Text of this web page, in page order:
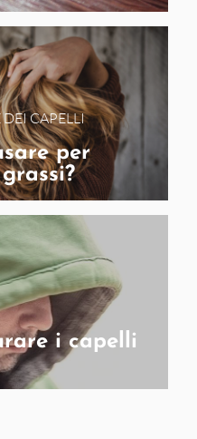
DEI CAPELLI
per
i capelli